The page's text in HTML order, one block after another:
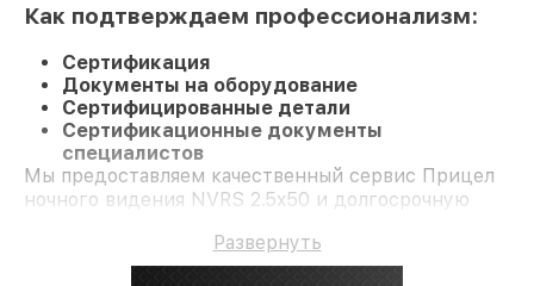
Как подтверждаем профессионализм:
Сертификация
Документы на оборудование
Сертифицированные детали
Сертификационные документы
специалистов
Мы предоставляем качественный сервис Прицел
ночного видения NVRS 2.5x50 и долгосрочную
Развернуть